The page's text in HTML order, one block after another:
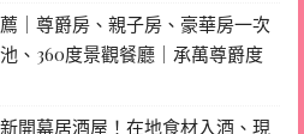
｜尊爵房、親子房、豪華房一次
、360度景觀餐廳｜承萬尊爵度
開幕居酒屋！在地食材入酒、現